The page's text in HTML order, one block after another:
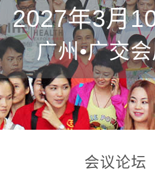
2027年3月
广州•广交
会议论坛